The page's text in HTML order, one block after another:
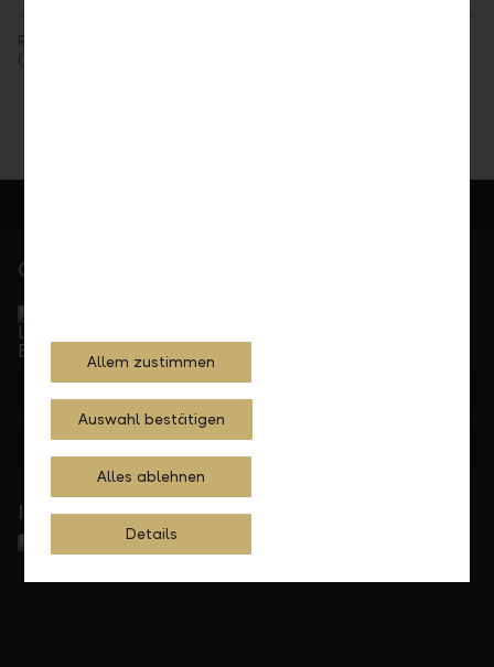
Rechtlicher Hinweis: Angaben im Sinne der Finanzanalyse-Vorschriften
(Gesetz, Verordnung) finden Sie unter
Gerne für Sie da
Feedback
In Ihrer Nähe
Allem zustimmen
Auswahl bestätigen
Alles ablehnen
Details